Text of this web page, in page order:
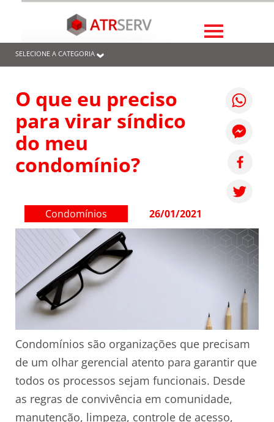
SELECIONE A CATEGORIA
O que eu preciso
para virar síndico
do meu
condomínio?
Condomínios 26/01/2021
Condomínios são organizações que precisam
de um olhar gerencial atento para garantir que
todos os processos sejam funcionais. Desde
as regras de convivência em comunidade,
manutenção, limpeza, controle de acesso,